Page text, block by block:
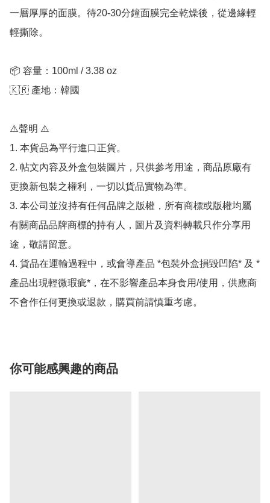
一層厚厚的面膜。待20-30分鐘面膜完全乾燥後，從邊緣輕
輕撕除。
📦 容量：100ml / 3.38 oz
🇰🇷 產地：韓國
⚠️聲明 ⚠️
1. 本貨品為平行進口正貨。
2. 帖文內容及外盒包裝圖片，只供參考用途，商品原廠有
更換新包裝之權利，一切以貨品實物為準。
3. 本公司並沒持有任何品牌之版權，所有商標或版權均屬
有關商品品牌商標的持有人，圖片及資料轉載只作分享用
途，敬請留意。
4. 貨品在運輸過程中，或會導產品 *包裝外盒損毀凹陷* 及 *
產品出現輕微瑕疵*，在不影響產品本身食用/使用，供應商
你可能感興趣的商品